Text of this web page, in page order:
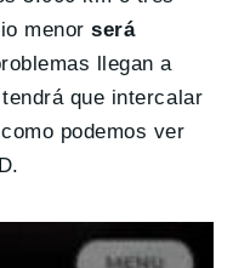
menor será
llegan a
que intercalar
podemos ver